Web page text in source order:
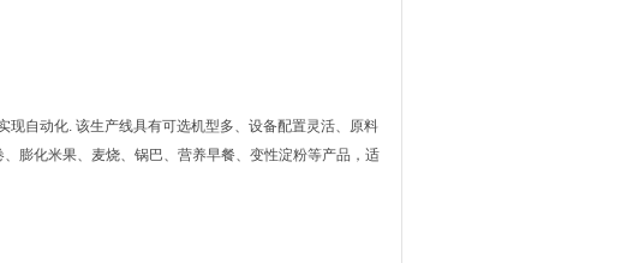
自动化. 该生产线具有可选机型多、设备配置灵活、原料
膨化米果、麦烧、锅巴、营养早餐、变性淀粉等产品，适